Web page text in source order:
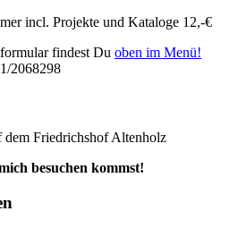
incl. Projekte und Kataloge 12,-€
findest Du oben im Menü!
2068298
dem Friedrichshof Altenholz
besuchen kommst!